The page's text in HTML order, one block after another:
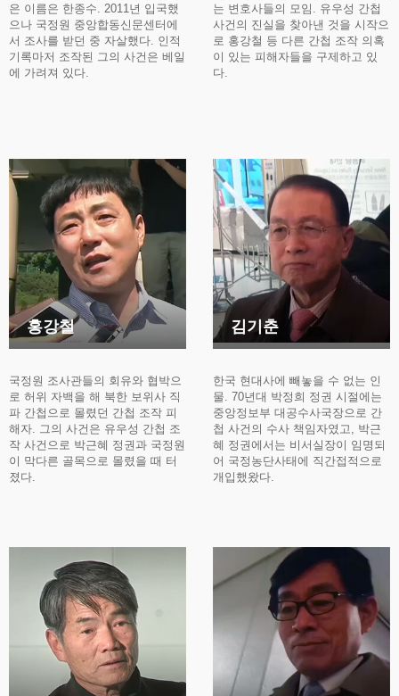
은 이름은 한종수. 2011년 입국했
으나 국정원 중앙합동신문센터에
서 조사를 받던 중 자살했다. 인적
기록마저 조작된 그의 사건은 베일
에 가려져 있다.
는 변호사들의 모임. 유우성 간첩
사건의 진실을 찾아낸 것을 시작으
로 홍강철 등 다른 간첩 조작 의혹
이 있는 피해자들을 구제하고 있
다.
홍강철
국정원 조사관들의 회유와 협박으
로 허위 자백을 해 북한 보위사 직
파 간첩으로 몰렸던 간첩 조작 피
해자. 그의 사건은 유우성 간첩 조
작 사건으로 박근혜 정권과 국정원
이 막다른 골목으로 몰렸을 때 터
졌다.
김기춘
한국 현대사에 빼놓을 수 없는 인
물. 70년대 박정희 정권 시절에는
중앙정보부 대공수사국장으로 간
첩 사건의 수사 책임자였고, 박근
혜 정권에서는 비서실장이 임명되
어 국정농단사태에 직간접적으로
개입했왔다.